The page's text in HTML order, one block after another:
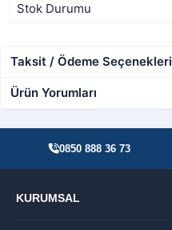
Stok Durumu
Taksit / Ödeme Seçenekleri
Ürün Yorumları
0850 888 36 73
KURUMSAL